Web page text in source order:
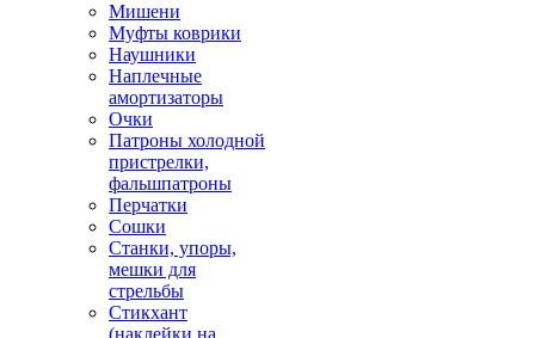
Мишени
Муфты коврики
Наушники
Наплечные
амортизаторы
Очки
Патроны холодной
пристрелки,
фальшпатроны
Перчатки
Сошки
Станки, упоры,
мешки для
стрельбы
Стикхант
(наклейки на